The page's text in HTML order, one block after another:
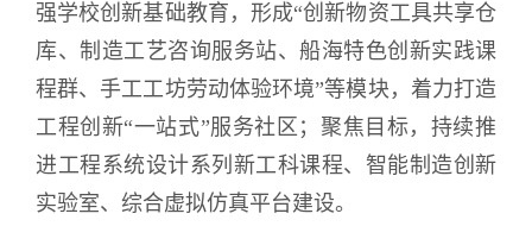
强学校创新基础教育，形成“创新物资工具共享仓
库、制造工艺咨询服务站、船海特色创新实践课
程群、手工工坊劳动体验环境”等模块，着力打造
工程创新“一站式”服务社区；聚焦目标，持续推
进工程系统设计系列新工科课程、智能制造创新
实验室、综合虚拟仿真平台建设。